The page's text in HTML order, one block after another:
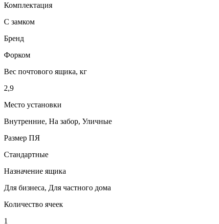
Комплектация
С замком
Бренд
Форком
Вес почтового ящика, кг
2,9
Место установки
Внутренние, На забор, Уличные
Размер ПЯ
Стандартные
Назначение ящика
Для бизнеса, Для частного дома
Количество ячеек
1